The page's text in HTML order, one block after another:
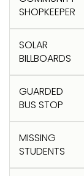
Transformation
Creative Data
Creative
Effectiveness
Creative
Creative
Business
Creative
Commerce
Creative Data
SHOPKEEPER
SOLAR
BILLBOARDS
GUARDED
BUS STOP
MISSING
STUDENTS